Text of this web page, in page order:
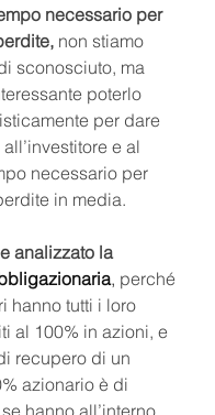
necessario per
non stiamo
sconosciuto, ma
poterlo
per dare
e al
necessario per
in media.
analizzato la
, perché
hanno tutti i loro
al 100% in azioni, e
recupero di un
azionario è di